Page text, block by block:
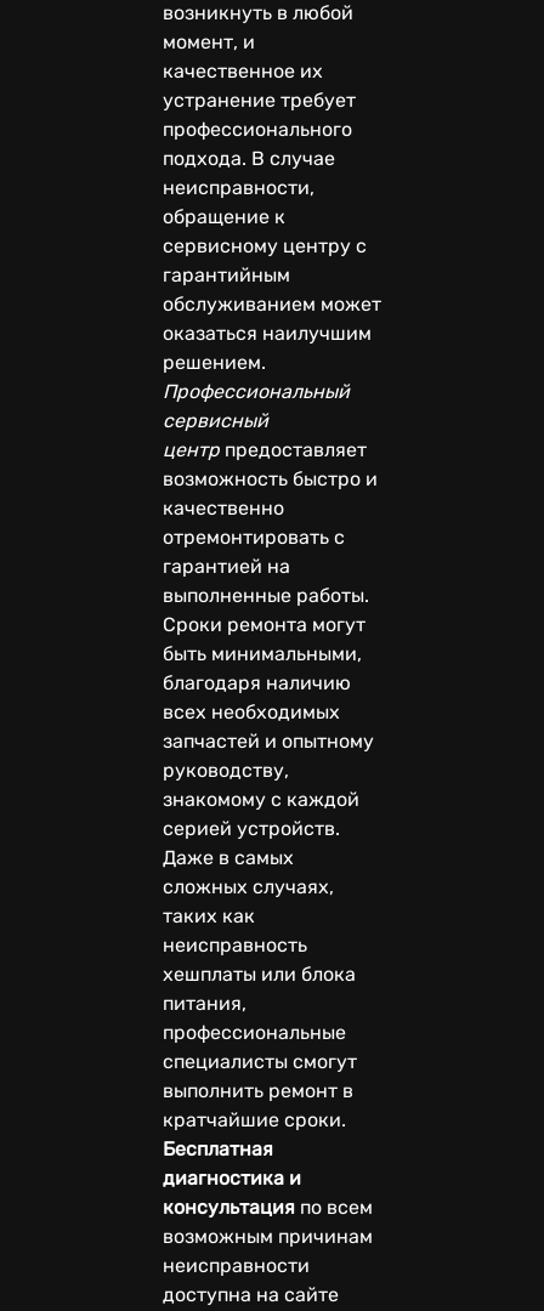
возникнуть в любой
момент, и
качественное их
устранение требует
профессионального
подхода. В случае
неисправности,
обращение к
сервисному центру с
гарантийным
обслуживанием может
оказаться наилучшим
решением.
Профессиональный
сервисный
центр предоставляет
возможность быстро и
качественно
отремонтировать с
гарантией на
выполненные работы.
Сроки ремонта могут
быть минимальными,
благодаря наличию
всех необходимых
запчастей и опытному
руководству,
знакомому с каждой
серией устройств.
Даже в самых
сложных случаях,
таких как
неисправность
хешплаты или блока
питания,
профессиональные
специалисты смогут
выполнить ремонт в
кратчайшие сроки.
Бесплатная
диагностика и
консультация по всем
возможным причинам
неисправности
доступна на сайте